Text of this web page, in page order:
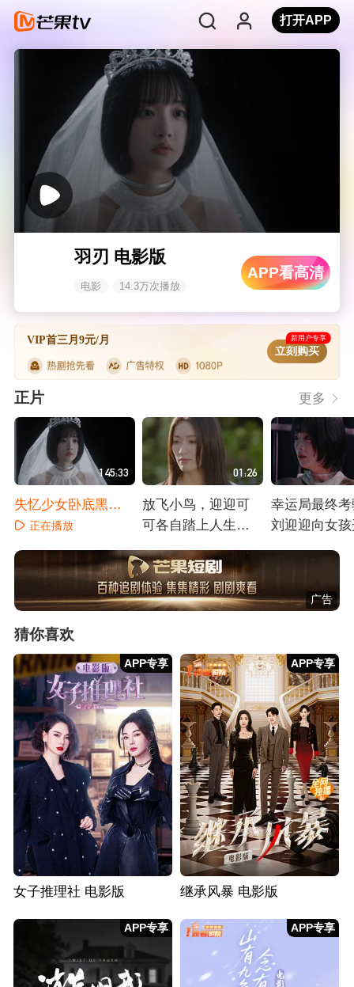
打开APP
羽刃 电影版
电影 14.3万次播放
APP看高清
VIP首三月9元/月 新用户专享
立刻购买
正片 更多
145:33
失忆少女卧底黑心
乐园正在播放
01:26
放飞小鸟，迎迎可
可各自踏上人生旅
幸运局最终
刘迎迎向女
广告
猜你喜欢
APP专享
女子推理社 电影版
APP专享
继承风暴 电影版
APP专享 APP专享